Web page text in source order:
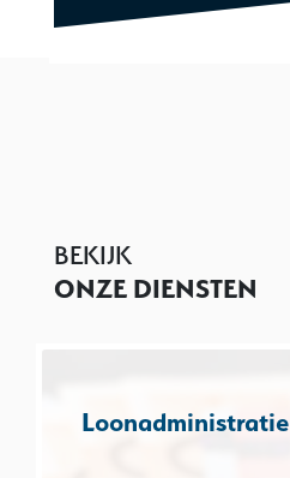
BEKIJK
ONZE DIENSTEN
Loonadministratie